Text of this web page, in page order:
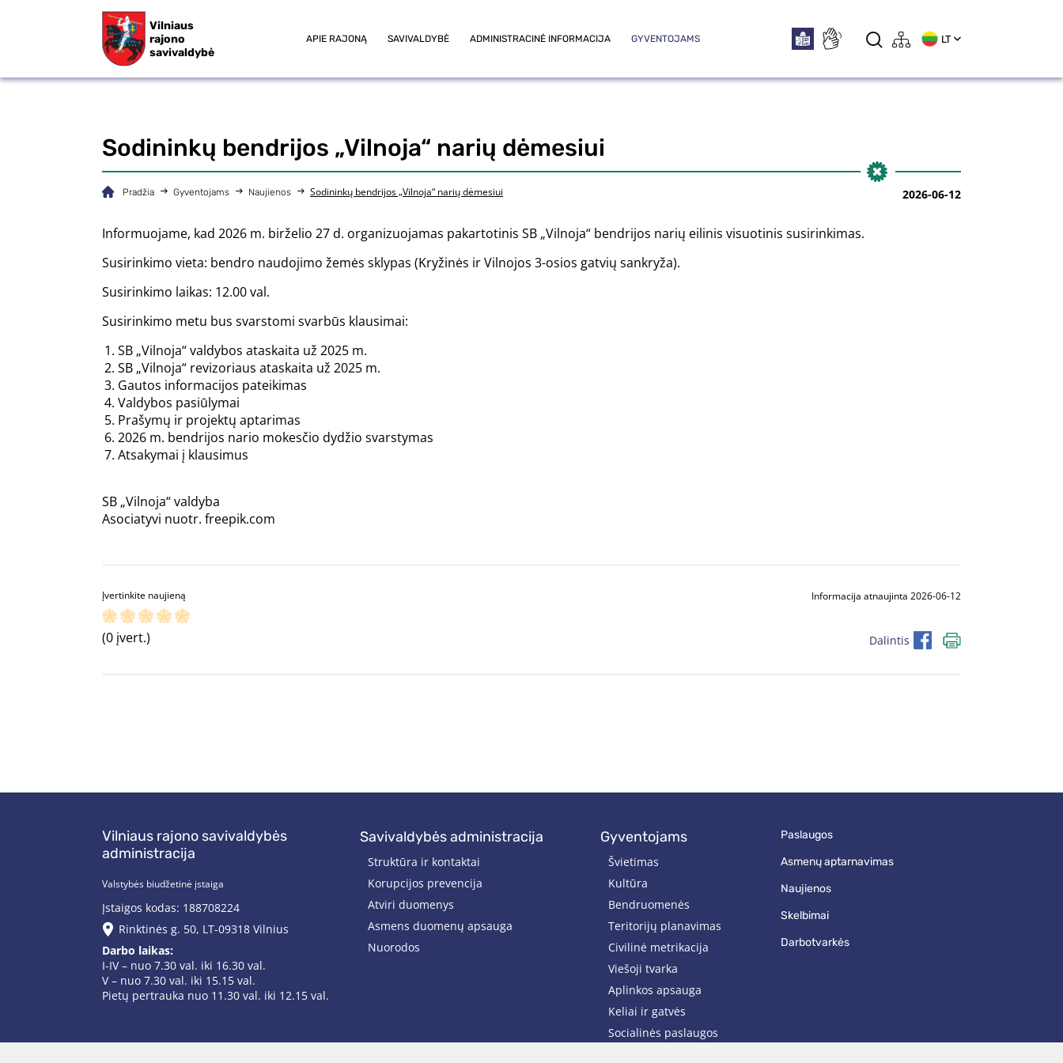
Vilniaus
rajono
savivaldybė
APIE RAJONĄ SAVIVALDYBĖ ADMINISTRACINĖ INFORMACIJA GYVENTOJAMS LT
Sodininkų bendrijos „Vilnoja“ narių dėmesiui
Pradžia Gyventojams Naujienos Sodininkų bendrijos „Vilnoja“ narių dėmesiui 2026-06-12
Informuojame, kad 2026 m. birželio 27 d. organizuojamas pakartotinis SB „Vilnoja“ bendrijos narių eilinis visuotinis susirinkimas.
Susirinkimo vieta: bendro naudojimo žemės sklypas (Kryžinės ir Vilnojos 3-osios gatvių sankryža).
Susirinkimo laikas: 12.00 val.
Susirinkimo metu bus svarstomi svarbūs klausimai:
SB „Vilnoja“ valdybos ataskaita už 2025 m.
SB „Vilnoja“ revizoriaus ataskaita už 2025 m.
Gautos informacijos pateikimas
Valdybos pasiūlymai
Prašymų ir projektų aptarimas
2026 m. bendrijos nario mokesčio dydžio svarstymas
Atsakymai į klausimus
SB „Vilnoja“ valdyba
Asociatyvi nuotr. freepik.com
Įvertinkite naujieną
(0 įvert.)
Informacija atnaujinta 2026-06-12
Dalintis
Vilniaus rajono savivaldybės
administracija
Valstybės biudžetinė įstaiga
Įstaigos kodas: 188708224
Rinktinės g. 50, LT-09318 Vilnius
Darbo laikas:
I-IV – nuo 7.30 val. iki 16.30 val.
V – nuo 7.30 val. iki 15.15 val.
Pietų pertrauka nuo 11.30 val. iki 12.15 val.
savivaldybės administracija
Struktūra ir kontaktai
Korupcijos prevencija
Atviri duomenys
Asmens duomenų apsauga
Nuorodos
gyventojams
Švietimas
Kultūra
Bendruomenės
Teritorijų planavimas
Civilinė metrikacija
Viešoji tvarka
Aplinkos apsauga
Keliai ir gatvės
Socialinės paslaugos
paslaugos
asmenų aptarnavimas
naujienos
skelbimai
darbotvarkės